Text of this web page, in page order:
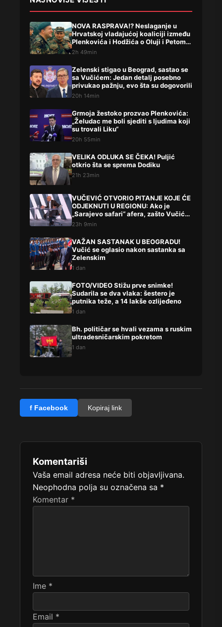
NOVA RASPRAVA!? Neslaganje u
Hrvatskoj vladajućoj koaliciji između
Plenkovića i Hodžića o Oluji i Petom
korpusu ARBIH!
2h 49min
Zelenski stigao u Beograd, sastao se
sa Vučićem: Jedan detalj posebno
privukao pažnju, evo šta su dogovorili
20h 14min
Grmoja žestoko prozvao Plenkovića:
„Želudac me boli sjediti s ljudima koji
su trovali Liku“
20h 55min
VELIKA ODLUKA SE ČEKA! Puljić
otkrio šta se sprema Dodiku
21h 23min
VUČEVIĆ OTVORIO PITANJE KOJE ĆE
ODJEKNUTI U REGIONU: Ako je
„Sarajevo safari“ afera, zašto Vučića
niste procesuirali?!
23h 9min
VAŽAN SASTANAK U BEOGRADU!
Vučić se oglasio nakon sastanka sa
Zelenskim
1 dan
FOTO/VIDEO Stižu prve snimke!
Sudarila se dva vlaka: šestero je
putnika teže, a 14 lakše ozlijeđeno
1 dan
Bh. političar se hvali vezama s ruskim
ultradesničarskim pokretom
1 dan
f Facebook Kopiraj link
Komentariši
Vaša email adresa neće biti objavljivana.
Neophodna polja su označena sa *
Komentar *
Ime *
Email *